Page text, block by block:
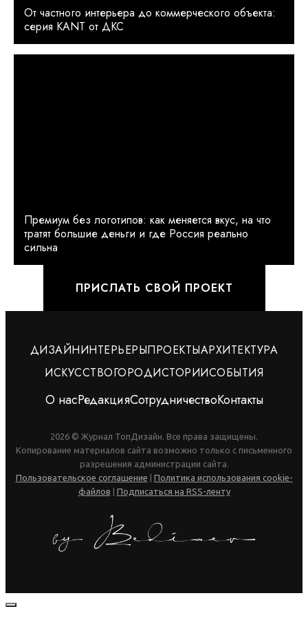
От частного интерьера до коммерческого объекта:
серия KANT от ДКС
Премиум без логотипов: как меняется вкус, на что
тратят большие деньги и где Россия реально
сильна
ПРИСЛАТЬ СВОЙ ПРОЕКТ
ДИЗАЙНИНТЕРЬЕРЫПРОЕКТЫАРХИТЕКТУРА
ИСКУССТВОГОРОДИСТОРИИСОБЫТИЯ
О насРедакцияСотрудничествоКонтакты
2026 © Журнал ТопДизайн. Все права защищены.
Копирование материалов сайта возможно только с письменного
разрешения администрации сайта.
Пользовательское соглашение
Политика использования cookie-
файлов
Подписаться на RSS-ленту